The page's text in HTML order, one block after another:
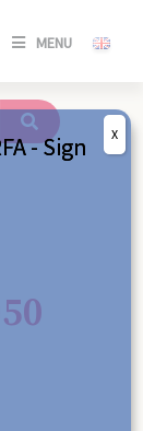
MENU
SE
- Sign
X